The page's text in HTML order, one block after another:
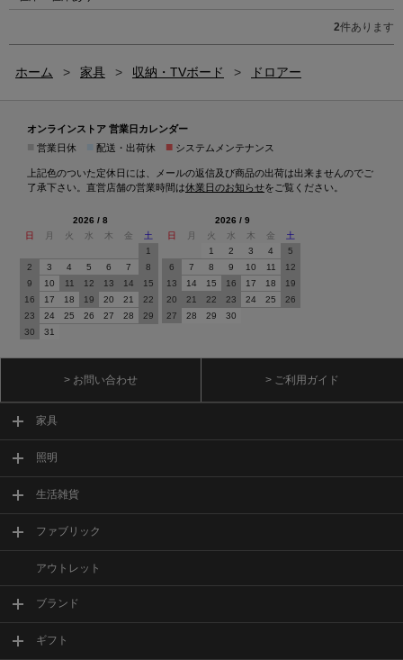
2件あります
ホーム > 家具 > 収納・TVボード > ドロアー
オンラインストア 営業日カレンダー
営業日休 配送・出荷休 ■ システムメンテナンス
上記色のついた定休日には、メールの返信及び商品の出荷は出来ませんのでご
了承下さい。直営店舗の営業時間は休業日のお知らせをご覧ください。
2026 / 8
日
月 火 水 木 金
土
1
2
3 4 5 6 7
8
9
10 11 12 13 14
15
16
17 18 19 20 21
22
23
24 25 26 27 28
29
30
31
2026 / 9
日
月 火 水 木 金
土
1
2 3 4
5
6
7 8 9 10 11
12
13
14 15 16 17 18
19
20
21 22 23 24 25
26
27
28 29 30
> お問い合わせ > ご利用ガイド
家具
照明
生活雑貨
ファブリック
アウトレット
ブランド
ギフト